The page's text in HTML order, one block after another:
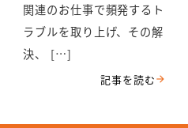
関連のお仕事で頻発するト
ラブルを取り上げ、その解
決、 […]